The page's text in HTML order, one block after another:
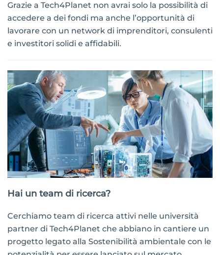
Grazie a Tech4Planet non avrai solo la possibilità di
accedere a dei fondi ma anche l’opportunità di
lavorare con un network di imprenditori, consulenti
e investitori solidi e affidabili.
Hai un team di ricerca?
Cerchiamo team di ricerca attivi nelle università
partner di Tech4Planet che abbiano in cantiere un
progetto legato alla Sostenibilità ambientale con le